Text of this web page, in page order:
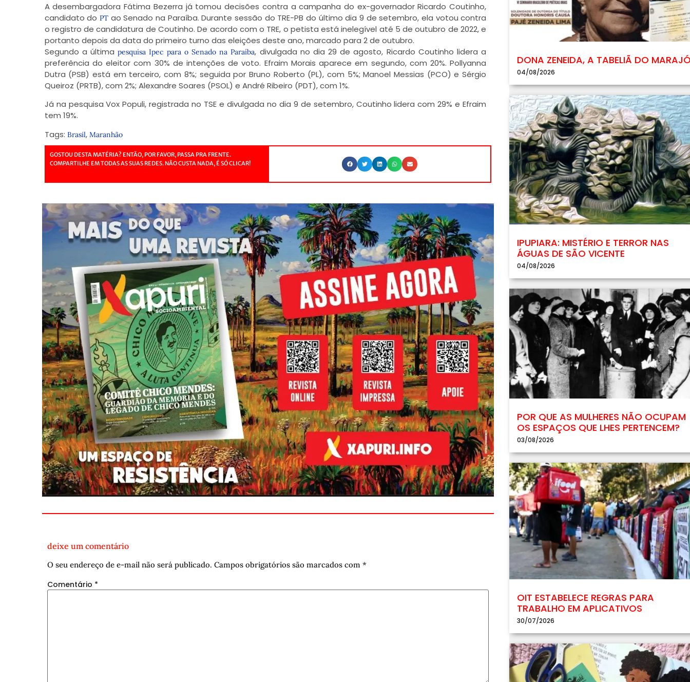
A desembargadora Fátima Bezerra já tomou decisões contra a campanha do ex-governador Ricardo Coutinho,
candidato do PT ao Senado na Paraíba. Durante sessão do TRE-PB do último dia 9 de setembro, ela votou contra
o registro de candidatura de Coutinho. De acordo com o TRE, o petista está inelegível até 5 de outubro de 2022, e
portanto depois da data do primeiro turno das eleições deste ano, marcado para 2 de outubro.
Segundo a última pesquisa Ipec para o Senado na Paraíba, divulgada no dia 29 de agosto, Ricardo Coutinho lidera a
preferência do eleitor com 30% de intenções de voto. Efraim Morais aparece em segundo, com 20%. Pollyanna
Dutra (PSB) está em terceiro, com 8%; seguida por Bruno Roberto (PL), com 5%; Manoel Messias (PCO) e Sérgio
Queiroz (PRTB), com 2%; Alexandre Soares (PSOL) e André Ribeiro (PDT), com 1%.
Já na pesquisa Vox Populi, registrada no TSE e divulgada no dia 9 de setembro, Coutinho lidera com 29% e Efraim
tem 19%.
Tags: Brasil, Maranhão
GOSTOU DESTA MATÉRIA? ENTÃO, POR FAVOR, PASSA PRA FRENTE.
COMPARTILHE EM TODAS AS SUAS REDES. NÃO CUSTA NADA, É SÓ CLICAR!
deixe um comentário
O seu endereço de e-mail não será publicado. Campos obrigatórios são marcados com *
Comentário *
DONA ZENEIDA, A TABELIÃ DO
04/08/2026
IPUPIARA: MISTÉRIO E TERROR NAS
ÁGUAS DE SÃO VICENTE
04/08/2026
POR QUE AS MULHERES NÃO OCUPAM
OS ESPAÇOS QUE LHES PERTENCEM?
03/08/2026
OIT ESTABELECE REGRAS PARA
TRABALHO EM APLICATIVOS
30/07/2026